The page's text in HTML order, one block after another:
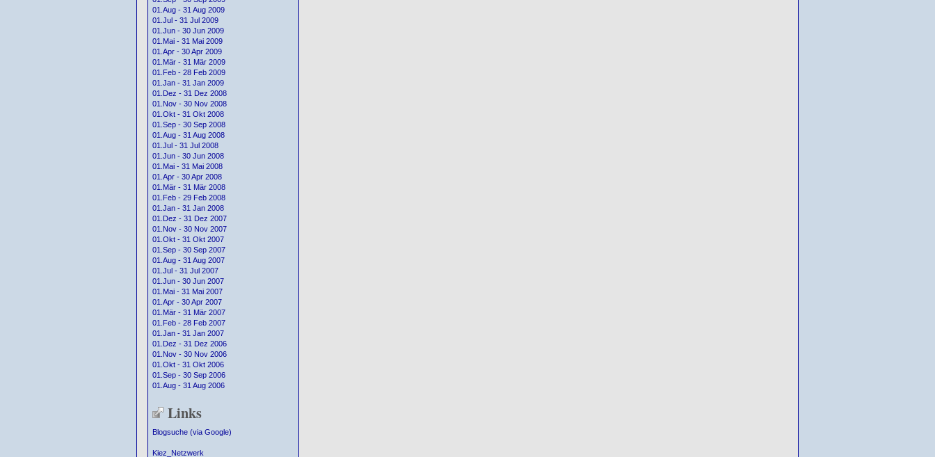
01.Aug - 31 Aug 2009
01.Jul - 31 Jul 2009
01.Jun - 30 Jun 2009
01.Mai - 31 Mai 2009
01.Apr - 30 Apr 2009
01.Mär - 31 Mär 2009
01.Feb - 28 Feb 2009
01.Jan - 31 Jan 2009
01.Dez - 31 Dez 2008
01.Nov - 30 Nov 2008
01.Okt - 31 Okt 2008
01.Sep - 30 Sep 2008
01.Aug - 31 Aug 2008
01.Jul - 31 Jul 2008
01.Jun - 30 Jun 2008
01.Mai - 31 Mai 2008
01.Apr - 30 Apr 2008
01.Mär - 31 Mär 2008
01.Feb - 29 Feb 2008
01.Jan - 31 Jan 2008
01.Dez - 31 Dez 2007
01.Nov - 30 Nov 2007
01.Okt - 31 Okt 2007
01.Sep - 30 Sep 2007
01.Aug - 31 Aug 2007
01.Jul - 31 Jul 2007
01.Jun - 30 Jun 2007
01.Mai - 31 Mai 2007
01.Apr - 30 Apr 2007
01.Mär - 31 Mär 2007
01.Feb - 28 Feb 2007
01.Jan - 31 Jan 2007
01.Dez - 31 Dez 2006
01.Nov - 30 Nov 2006
01.Okt - 31 Okt 2006
01.Sep - 30 Sep 2006
01.Aug - 31 Aug 2006
Links
Blogsuche (via Google)
Kiez_Netzwerk